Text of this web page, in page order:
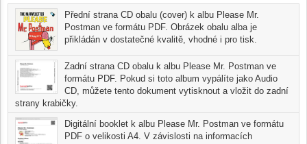
Přední strana CD obalu (cover) k albu Please Mr.
Postman ve formátu PDF. Obrázek obalu alba je
přikládán v dostatečné kvalitě, vhodné i pro tisk.
Zadní strana CD obalu k albu Please Mr. Postman ve
formátu PDF. Pokud si toto album vypálíte jako Audio
CD, můžete tento dokument vytisknout a vložit do zadní
strany krabičky.
Digitální booklet k albu Please Mr. Postman ve formátu
PDF o velikosti A4. V závislosti na informacích